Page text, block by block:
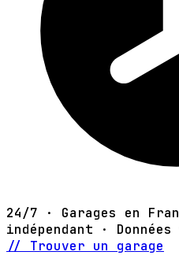
24/7 · Garages en
indépendant ·
// Trouver un garage